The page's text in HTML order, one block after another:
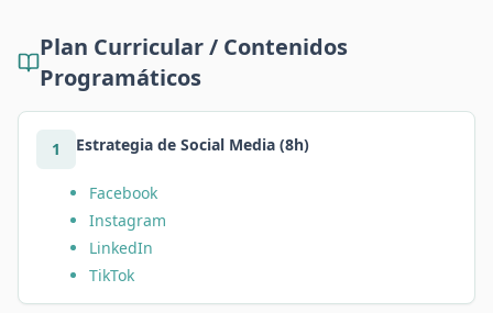
Plan Curricular / Contenidos
Programáticos
1 Estrategia de Social Media (8h)
Facebook
Instagram
LinkedIn
TikTok